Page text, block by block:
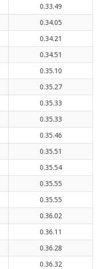
0.33.49
0.34.05
0.34.21
0.34.51
0.35.10
0.35.27
0.35.33
0.35.33
0.35.46
0.35.51
0.35.54
0.35.55
0.35.55
0.36.02
0.36.11
0.36.28
0.36.32